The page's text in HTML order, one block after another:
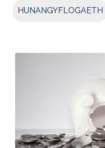
HUNANGYFLOGAETH